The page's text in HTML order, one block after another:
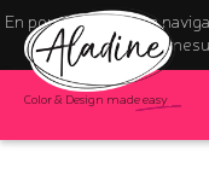
En poursuivant votre
pour
Color & Design made easy